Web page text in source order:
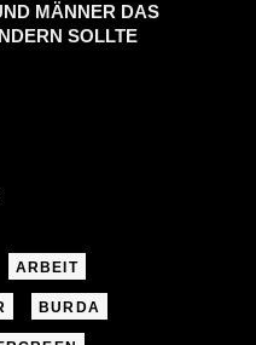
MÄNNER DAS
SOLLTE
ARBEIT
BURDA